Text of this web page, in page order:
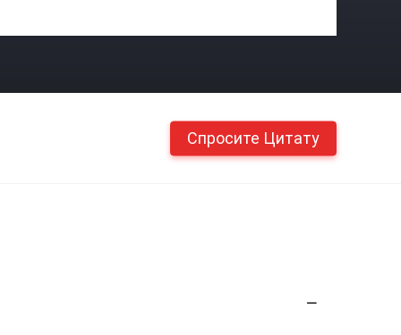
Спросите Цитату